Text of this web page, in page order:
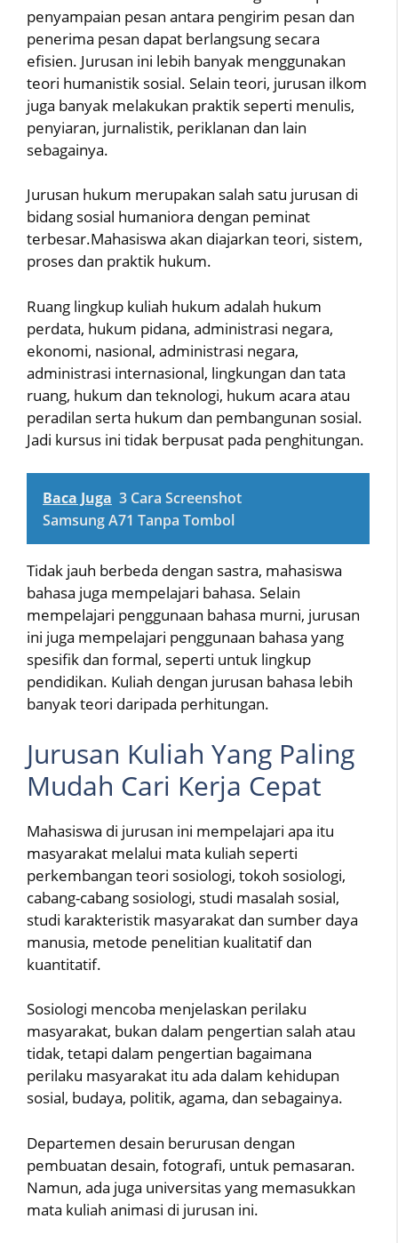
penyampaian pesan antara pengirim pesan dan
penerima pesan dapat berlangsung secara
efisien. Jurusan ini lebih banyak menggunakan
teori humanistik sosial. Selain teori, jurusan ilkom
juga banyak melakukan praktik seperti menulis,
penyiaran, jurnalistik, periklanan dan lain
sebagainya.
Jurusan hukum merupakan salah satu jurusan di
bidang sosial humaniora dengan peminat
terbesar.Mahasiswa akan diajarkan teori, sistem,
proses dan praktik hukum.
Ruang lingkup kuliah hukum adalah hukum
perdata, hukum pidana, administrasi negara,
ekonomi, nasional, administrasi negara,
administrasi internasional, lingkungan dan tata
ruang, hukum dan teknologi, hukum acara atau
peradilan serta hukum dan pembangunan sosial.
Jadi kursus ini tidak berpusat pada penghitungan.
Baca Juga 3 Cara Screenshot
Samsung A71 Tanpa Tombol
Tidak jauh berbeda dengan sastra, mahasiswa
bahasa juga mempelajari bahasa. Selain
mempelajari penggunaan bahasa murni, jurusan
ini juga mempelajari penggunaan bahasa yang
spesifik dan formal, seperti untuk lingkup
pendidikan. Kuliah dengan jurusan bahasa lebih
banyak teori daripada perhitungan.
Jurusan Kuliah Yang Paling
Mudah Cari Kerja Cepat
Mahasiswa di jurusan ini mempelajari apa itu
masyarakat melalui mata kuliah seperti
perkembangan teori sosiologi, tokoh sosiologi,
cabang-cabang sosiologi, studi masalah sosial,
studi karakteristik masyarakat dan sumber daya
manusia, metode penelitian kualitatif dan
kuantitatif.
Sosiologi mencoba menjelaskan perilaku
masyarakat, bukan dalam pengertian salah atau
tidak, tetapi dalam pengertian bagaimana
perilaku masyarakat itu ada dalam kehidupan
sosial, budaya, politik, agama, dan sebagainya.
Departemen desain berurusan dengan
pembuatan desain, fotografi, untuk pemasaran.
Namun, ada juga universitas yang memasukkan
mata kuliah animasi di jurusan ini.